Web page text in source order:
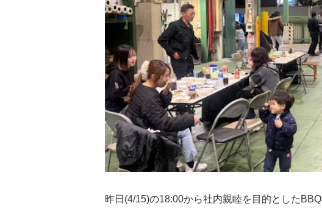
昨日(4/15)の18:00から社内親睦を目的とした BBQ